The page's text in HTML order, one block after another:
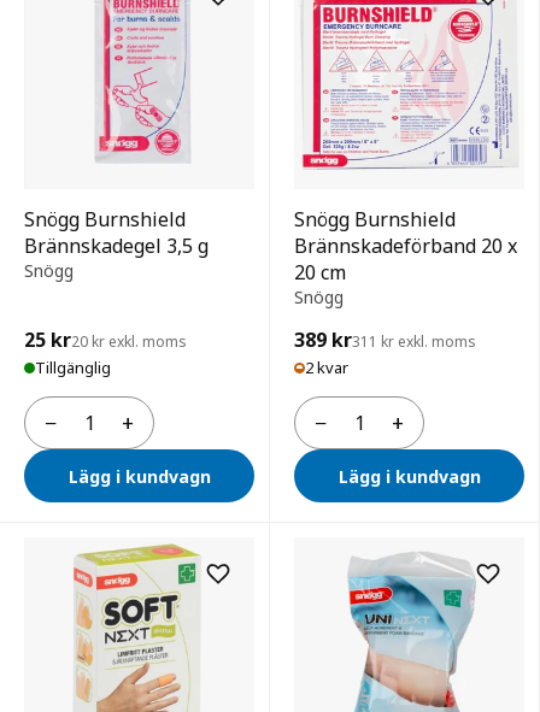
Snögg Burnshield
Brännskadegel 3,5 g
Snögg
25 kr20 kr exkl. moms
Tillgänglig
−
Antal +
Lägg i kundvagn
Snögg Burnshield
Brännskadeförband 20 x
20 cm
Snögg
389 kr311 kr exkl. moms
2 kvar
−
Antal +
Lägg i kundvagn